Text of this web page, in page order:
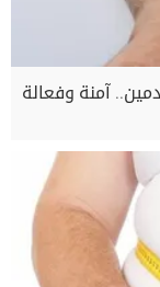
آمنة وفعالة